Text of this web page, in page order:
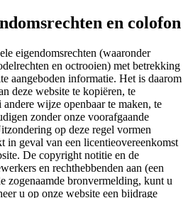
en colofon
eigendomsrechten (waaronder
en octrooien) met betrekking
aangeboden informatie. Het is daarom
deze website te kopiëren, te
wijze openbaar te maken, te
zonder onze voorafgaande
op deze regel vormen
in geval van een licentieovereenkomst
De copyright notitie en de
en rechthebbenden aan (een
zogenaamde bronvermelding, kunt u
u op onze website een bijdrage